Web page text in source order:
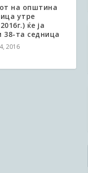
на општина
утре
ќе ја
38-та седница
2016